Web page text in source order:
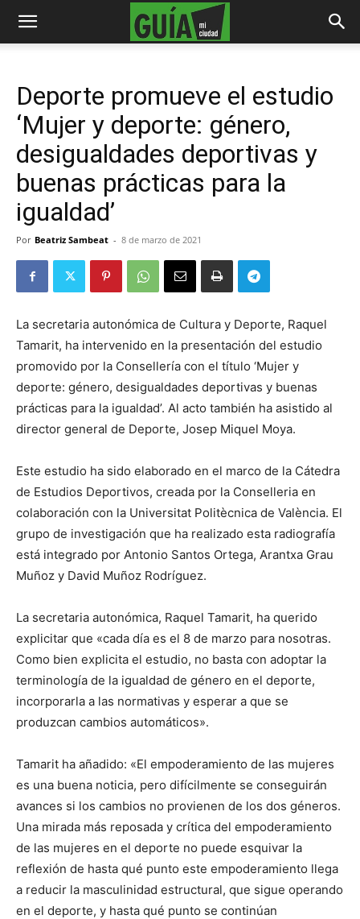
Deporte promueve el estudio
‘Mujer y deporte: género,
desigualdades deportivas y
buenas prácticas para la
igualdad’
Por Beatriz Sambeat - 8 de marzo de 2021
La secretaria autonómica de Cultura y Deporte, Raquel
Tamarit, ha intervenido en la presentación del estudio
promovido por la Consellería con el título ‘Mujer y
deporte: género, desigualdades deportivas y buenas
prácticas para la igualdad’. Al acto también ha asistido al
director general de Deporte, Josep Miquel Moya.
Este estudio ha sido elaborado en el marco de la Cátedra
de Estudios Deportivos, creada por la Conselleria en
colaboración con la Universitat Politècnica de València. El
grupo de investigación que ha realizado esta radiografía
está integrado por Antonio Santos Ortega, Arantxa Grau
Muñoz y David Muñoz Rodríguez.
La secretaria autonómica, Raquel Tamarit, ha querido
explicitar que «cada día es el 8 de marzo para nosotras.
Como bien explicita el estudio, no basta con adoptar la
terminología de la igualdad de género en el deporte,
incorporarla a las normativas y esperar a que se
produzcan cambios automáticos».
Tamarit ha añadido: «El empoderamiento de las mujeres
es una buena noticia, pero difícilmente se conseguirán
avances si los cambios no provienen de los dos géneros.
Una mirada más reposada y crítica del empoderamiento
de las mujeres en el deporte no puede esquivar la
reflexión de hasta qué punto este empoderamiento llega
a reducir la masculinidad estructural, que sigue operando
en el deporte, y hasta qué punto se continúan